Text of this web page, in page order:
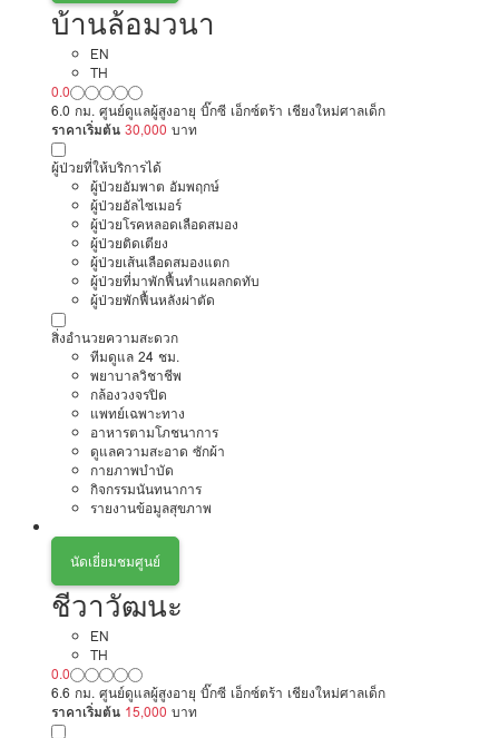
บ้านล้อมวนา
EN
TH
0.0
6.0 กม. ศูนย์ดูแลผู้สูงอายุ บิ๊กซี เอ็กซ์ตร้า เชียงใหม่ศาลเด็ก
ราคาเริ่มต้น 30,000 บาท
ผู้ป่วยที่ให้บริการได้
ผู้ป่วยอัมพาต อัมพฤกษ์
ผู้ป่วยอัลไซเมอร์
ผู้ป่วยโรคหลอดเลือดสมอง
ผู้ป่วยติดเตียง
ผู้ป่วยเส้นเลือดสมองแตก
ผู้ป่วยที่มาพักฟื้นทำแผลกดทับ
ผู้ป่วยพักฟื้นหลังผ่าตัด
สิ่งอำนวยความสะดวก
ทีมดูแล 24 ชม.
พยาบาลวิชาชีพ
กล้องวงจรปิด
แพทย์เฉพาะทาง
อาหารตามโภชนาการ
ดูแลความสะอาด ซักผ้า
กายภาพบำบัด
กิจกรรมนันทนาการ
รายงานข้อมูลสุขภาพ
นัดเยี่ยมชมศูนย์
ชีวาวัฒนะ
EN
TH
0.0
6.6 กม. ศูนย์ดูแลผู้สูงอายุ บิ๊กซี เอ็กซ์ตร้า เชียงใหม่ศาลเด็ก
ราคาเริ่มต้น 15,000 บาท